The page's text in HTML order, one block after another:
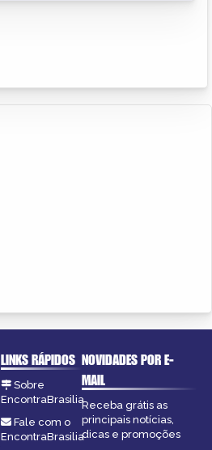
LINKS RÁPIDOS
Sobre
EncontraBrasilia
Fale com o
EncontraBrasilia
NOVIDADES POR E-
MAIL
Receba grátis as
principais notícias,
dicas e promoções